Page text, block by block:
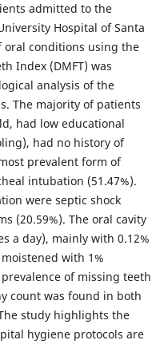
admitted to the
Hospital of Santa
oral conditions using the
Index (DMFT) was
analysis of the
The majority of patients
had low educational
had no history of
prevalent form of
intubation (51.47%).
were septic shock
(20.59%). The oral cavity
a day), mainly with 0.12%
with 1%
of missing teeth
count was found in both
study highlights the
hygiene protocols are